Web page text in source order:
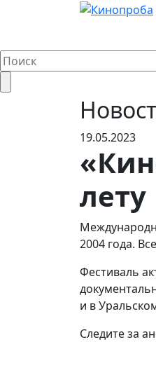
19.05.2023
лету
2004 года.
Фестиваль
и в
Следите за